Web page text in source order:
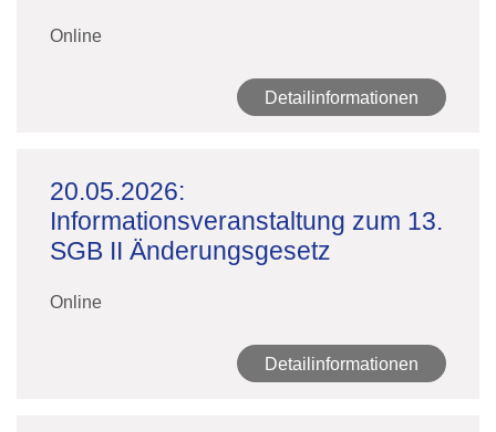
Online
Detailinformationen
20.05.2026:
Informationsveranstaltung zum 13.
SGB II Änderungsgesetz
Online
Detailinformationen